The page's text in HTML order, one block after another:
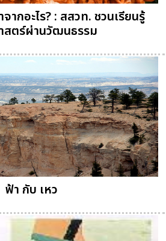
ากอะไร? : สสวท. ชวนเรียนรู้
สตร์ผ่านวัฒนธรรม
ฟ้า กับ เหว